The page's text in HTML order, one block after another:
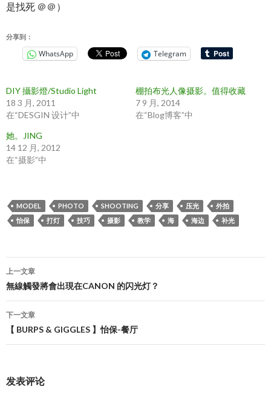
是找死 ＠＠）
分享到：
WhatsApp Telegram
DIY 攝影燈/Studio Light
18 3 月, 2011
在“DESGIN 设计”中
棚拍布光人像摄影。值得收藏
7 9 月, 2014
在“Blog博客”中
她。JING
14 12 月, 2012
在“摄影”中
MODEL PHOTO SHOOTING 分享 压光
外拍
怡保
打灯 技巧 摄影 教学 海 海边 补光
文
章
导
航
上一文章
無線觸發將會出現在CANON 的闪光灯？
下一文章
【 BURPS & GIGGLES 】怡保-餐厅
发表评论